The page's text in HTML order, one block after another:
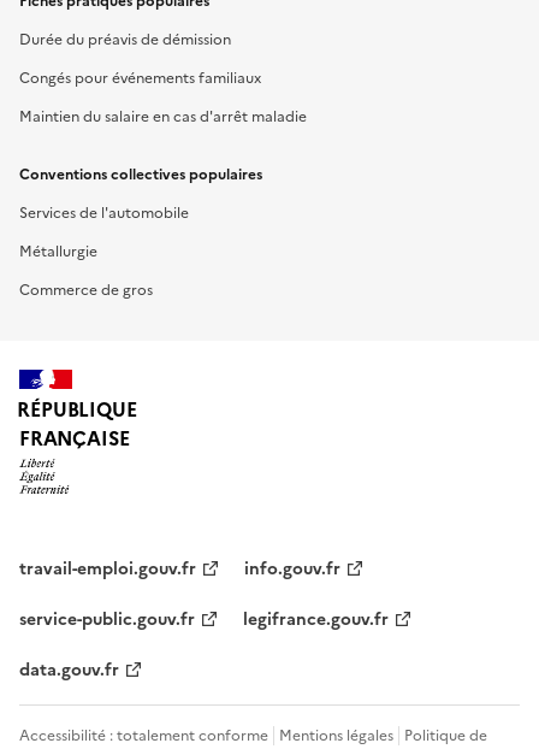
Durée du préavis de démission
Congés pour événements familiaux
Maintien du salaire en cas d'arrêt maladie
Conventions collectives populaires
Services de l'automobile
Métallurgie
Commerce de gros
RÉPUBLIQUE
FRANÇAISE
travail-emploi.gouv.fr
info.gouv.fr
service-public.gouv.fr
legifrance.gouv.fr
data.gouv.fr
Accessibilité : totalement conforme Mentions légales Politique de